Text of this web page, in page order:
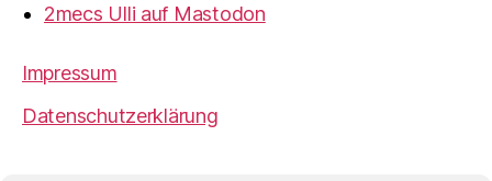
2mecs Ulli auf Mastodon
Impressum
Datenschutzerklärung